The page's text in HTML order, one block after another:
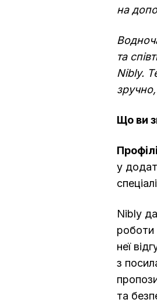
на
та
Nibly.
зручно,
Що ви
у
Nibly
роботи
неї
з
та